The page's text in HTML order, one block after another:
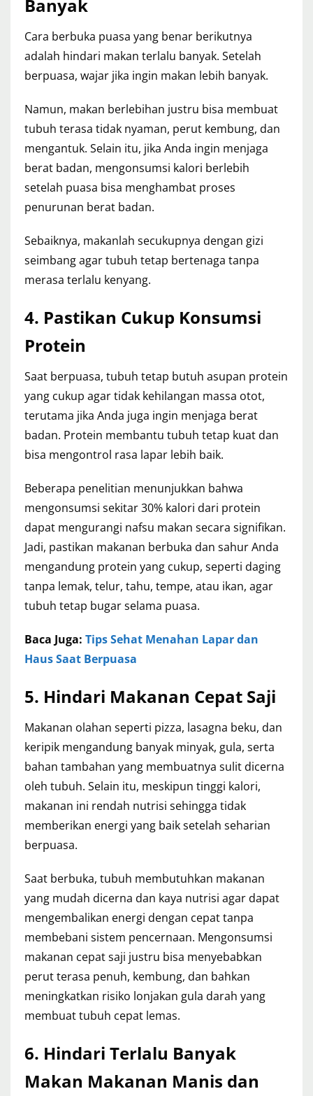
Banyak
Cara berbuka puasa yang benar berikutnya
adalah hindari makan terlalu banyak. Setelah
berpuasa, wajar jika ingin makan lebih banyak.
Namun, makan berlebihan justru bisa membuat
tubuh terasa tidak nyaman, perut kembung, dan
mengantuk. Selain itu, jika Anda ingin menjaga
berat badan, mengonsumsi kalori berlebih
setelah puasa bisa menghambat proses
penurunan berat badan.
Sebaiknya, makanlah secukupnya dengan gizi
seimbang agar tubuh tetap bertenaga tanpa
merasa terlalu kenyang.
4. Pastikan Cukup Konsumsi
Protein
Saat berpuasa, tubuh tetap butuh asupan protein
yang cukup agar tidak kehilangan massa otot,
terutama jika Anda juga ingin menjaga berat
badan. Protein membantu tubuh tetap kuat dan
bisa mengontrol rasa lapar lebih baik.
Beberapa penelitian menunjukkan bahwa
mengonsumsi sekitar 30% kalori dari protein
dapat mengurangi nafsu makan secara signifikan.
Jadi, pastikan makanan berbuka dan sahur Anda
mengandung protein yang cukup, seperti daging
tanpa lemak, telur, tahu, tempe, atau ikan, agar
tubuh tetap bugar selama puasa.
Baca Juga: Tips Sehat Menahan Lapar dan
Haus Saat Berpuasa
5. Hindari Makanan Cepat Saji
Makanan olahan seperti pizza, lasagna beku, dan
keripik mengandung banyak minyak, gula, serta
bahan tambahan yang membuatnya sulit dicerna
oleh tubuh. Selain itu, meskipun tinggi kalori,
makanan ini rendah nutrisi sehingga tidak
memberikan energi yang baik setelah seharian
berpuasa.
Saat berbuka, tubuh membutuhkan makanan
yang mudah dicerna dan kaya nutrisi agar dapat
mengembalikan energi dengan cepat tanpa
membebani sistem pencernaan. Mengonsumsi
makanan cepat saji justru bisa menyebabkan
perut terasa penuh, kembung, dan bahkan
meningkatkan risiko lonjakan gula darah yang
membuat tubuh cepat lemas.
6. Hindari Terlalu Banyak
Makan Makanan Manis dan